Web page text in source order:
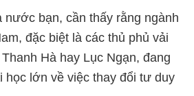
nước bạn, cần thấy rằng ngành
đặc biệt là các thủ phủ vải
Hà hay Lục Ngạn, đang
lớn về việc thay đổi tư duy